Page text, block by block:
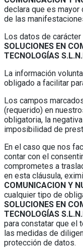
declara que es
de las
Los datos de
SOLUCIONES EN
TECNOLOGÍAS
La información
obligado a facilitar
Los campos
(requerido) en
obligatoria, la
imposibilidad de
En el caso que nos
contar con el
comprometes a
en esta cláusula,
COMUNICACION Y
cualquier tipo de
SOLUCIONES EN
TECNOLOGÍAS
para constatar que el
las medidas de
protección de datos.